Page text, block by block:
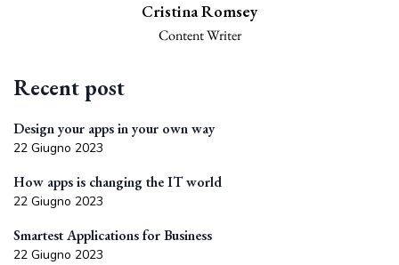
Cristina Romsey
Content Writer
Recent post
Design your apps in your own way
22 Giugno 2023
How apps is changing the IT world
22 Giugno 2023
Smartest Applications for Business
22 Giugno 2023